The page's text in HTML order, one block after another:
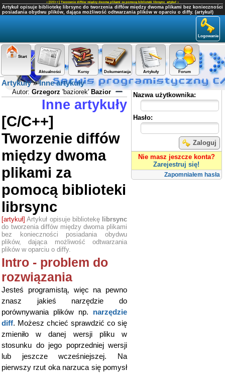
« [C/C++] Tworzenie diffów między dwoma plikami za pomocą biblioteki librsync artykuł »
Artykuł opisuje bibliotekę librsync do tworzenia diffów między dwoma plikami bez konieczności
posiadania obydwu plików, dająca możliwość odtwarzania plików w oparciu o diffy. (artykuł)
Logowanie
Start
Aktualności Kursy Dokumentacja Artykuły Forum
Panel użytkownika
Nazwa użytkownika:
Hasło:
Zaloguj
Nie masz jeszcze konta?
Zarejestruj się!
Zapomniałem hasła
Artykuły»Inne artykuły
Autor: Grzegorz 'baziorek' Bazior
Inne artykuły
[C/C++]
Tworzenie diffów
między dwoma
plikami za
pomocą biblioteki
librsync
[artykuł]Artykuł opisuje bibliotekę librsync
do tworzenia diffów między dwoma plikami
bez konieczności posiadania obydwu
plików, dająca możliwość odtwarzania
plików w oparciu o diffy.
Intro - problem do
rozwiązania
Jesteś programistą, więc na pewno
znasz jakieś narzędzie do
porównywania plików np. narzędzie
diff. Możesz chcieć sprawdzić co się
zmieniło w danej wersji pliku w
stosunku do jego poprzedniej wersji
lub jeszcze wcześniejszej. Na
pierwszy rzut oka narzuca się pomysł